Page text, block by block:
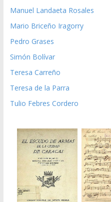
Manuel Landaeta Rosales
Mario Briceño Iragorry
Pedro Grases
Simón Bolívar
Teresa Carreño
Teresa de la Parra
Tulio Febres Cordero